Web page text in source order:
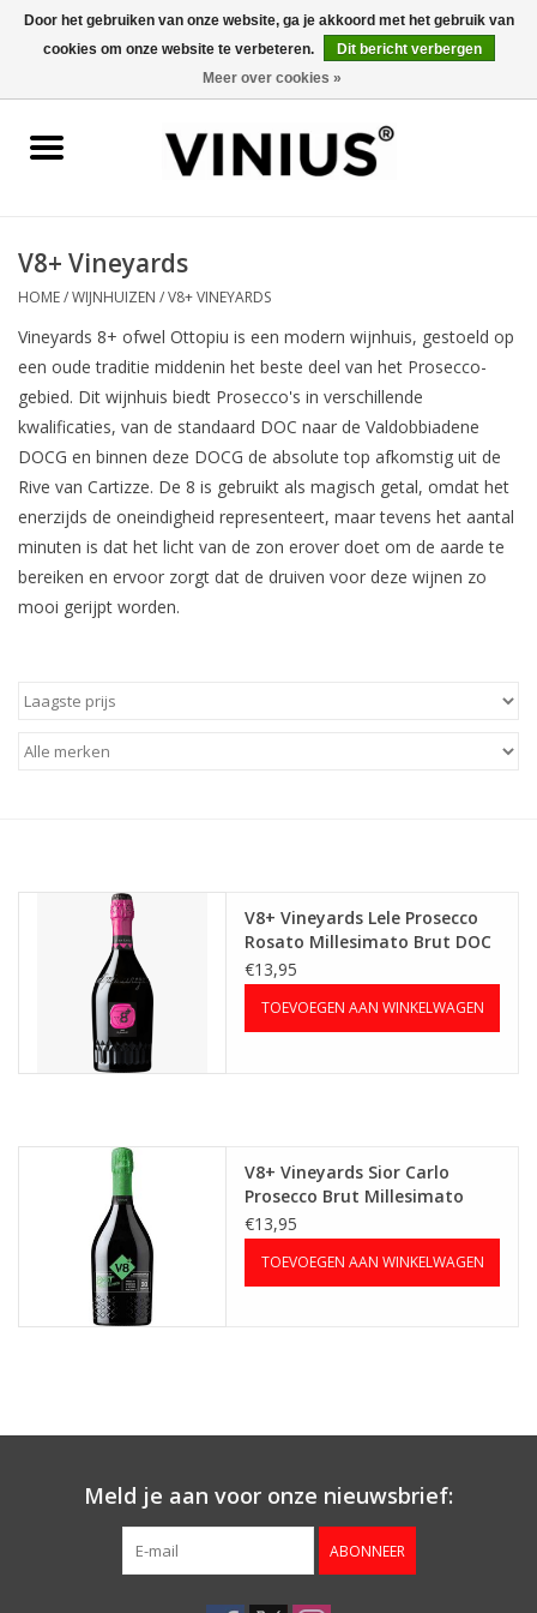
0 Artikelen - €0,00
Wijn per kleur/soort
Wijnproeverij
Over Vinius
Wijnhuizen
Aanbieding
V8+ Vineyards
HOME/WIJNHUIZEN /V8+ VINEYARDS
Vineyards 8+ ofwel Ottopiu is een modern wijnhuis, gestoeld op
een oude traditie middenin het beste deel van het Prosecco-
gebied. Dit wijnhuis biedt Prosecco's in verschillende
kwalificaties, van de standaard DOC naar de Valdobbiadene
DOCG en binnen deze DOCG de absolute top afkomstig uit de
Rive van Cartizze. De 8 is gebruikt als magisch getal, omdat het
enerzijds de oneindigheid representeert, maar tevens het aantal
minuten is dat het licht van de zon erover doet om de aarde te
bereiken en ervoor zorgt dat de druiven voor deze wijnen zo
mooi gerijpt worden.
V8+ Vineyards Lele Prosecco
Rosato Millesimato Brut DOC
€13,95
TOEVOEGEN AAN WINKELWAGEN
V8+ Vineyards Sior Carlo
Prosecco Brut Millesimato
DOC
€13,95
TOEVOEGEN AAN WINKELWAGEN
Meld je aan voor onze nieuwsbrief:
ABONNEER
Door het gebruiken van onze website, ga je akkoord met het gebruik van
cookies om onze website te verbeteren.
Dit bericht verbergen
Meer over cookies »